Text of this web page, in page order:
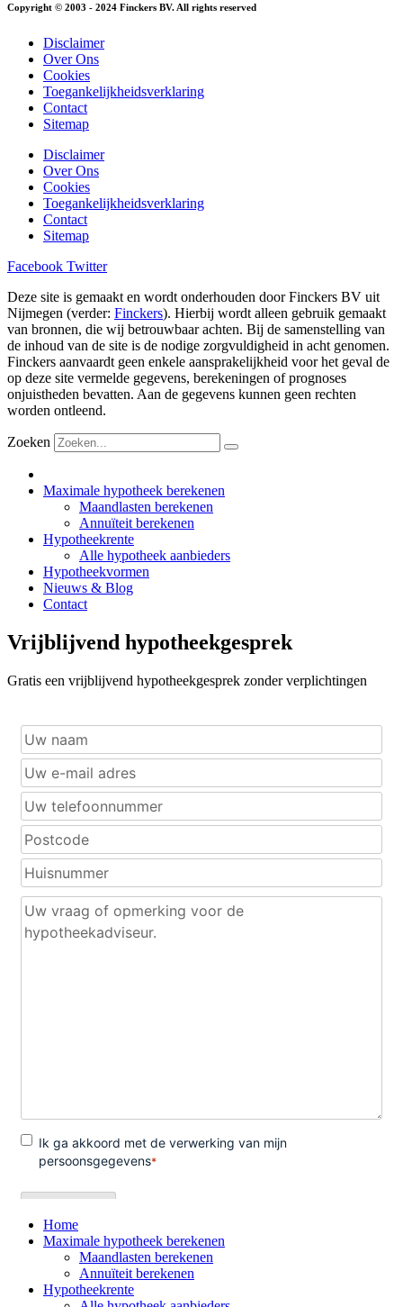
Copyright © 2003 - 2024 Finckers BV. All rights reserved
Disclaimer
Over Ons
Cookies
Toegankelijkheidsverklaring
Contact
Sitemap
Disclaimer
Over Ons
Cookies
Toegankelijkheidsverklaring
Contact
Sitemap
Facebook Twitter
Deze site is gemaakt en wordt onderhouden door Finckers BV uit
Nijmegen (verder: Finckers). Hierbij wordt alleen gebruik gemaakt
van bronnen, die wij betrouwbaar achten. Bij de samenstelling van
de inhoud van de site is de nodige zorgvuldigheid in acht genomen.
Finckers aanvaardt geen enkele aansprakelijkheid voor het geval de
op deze site vermelde gegevens, berekeningen of prognoses
onjuistheden bevatten. Aan de gegevens kunnen geen rechten
worden ontleend.
Zoeken
Maximale hypotheek berekenen
Maandlasten berekenen
Annuïteit berekenen
Hypotheekrente
Alle hypotheek aanbieders
Hypotheekvormen
Nieuws & Blog
Contact
Vrijblijvend hypotheekgesprek
Gratis een vrijblijvend hypotheekgesprek zonder verplichtingen
Home
Maximale hypotheek berekenen
Maandlasten berekenen
Annuïteit berekenen
Hypotheekrente